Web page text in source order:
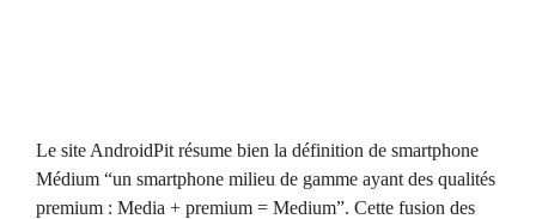
Le site AndroidPit résume bien la définition de smartphone
Médium “un smartphone milieu de gamme ayant des qualités
premium : Media + premium = Medium”. Cette fusion des